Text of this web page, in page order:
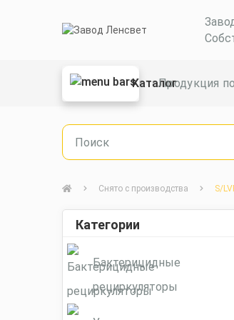
КаталогПродукция
Снято с производства S/
Категории
Бактерицидные
рециркуляторы